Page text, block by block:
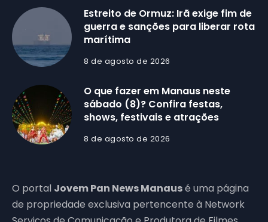
Estreito de Ormuz: Irã exige fim de
guerra e sanções para liberar rota
marítima
8 de agosto de 2026
O que fazer em Manaus neste
sábado (8)? Confira festas,
shows, festivais e atrações
8 de agosto de 2026
O portal Jovem Pan News Manausé uma página
de propriedade exclusiva pertencente à Network